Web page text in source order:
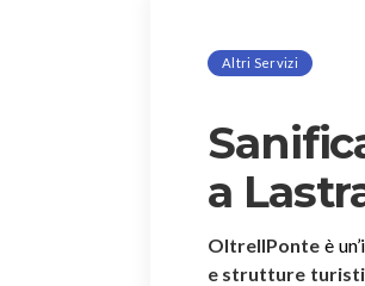
Altri Servizi
a
OltreIlPonte è
e strutture